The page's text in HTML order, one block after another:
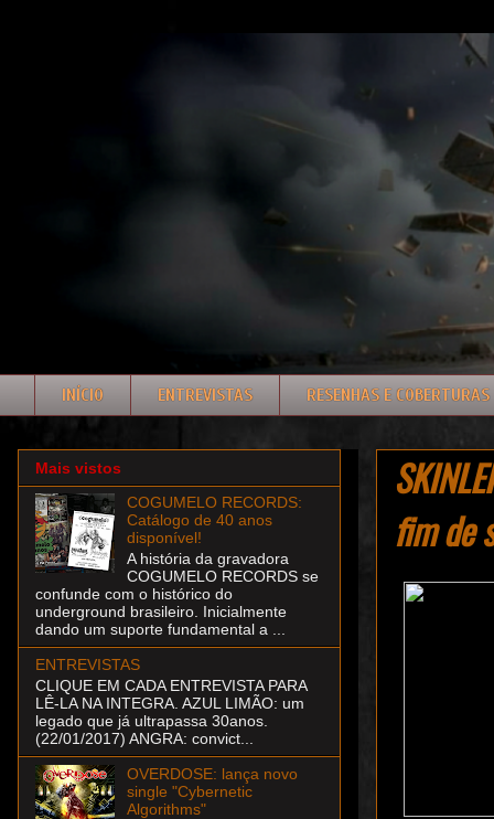
INÍCIO ENTREVISTAS RESENHAS E COBERTURAS
fim de
Mais vistos
COGUMELO RECORDS:
Catálogo de 40 anos
disponível!
A história da gravadora
COGUMELO RECORDS se
confunde com o histórico do
underground brasileiro. Inicialmente
dando um suporte fundamental a ...
ENTREVISTAS
CLIQUE EM CADA ENTREVISTA PARA
LÊ-LA NA INTEGRA. AZUL LIMÃO: um
legado que já ultrapassa 30anos.
(22/01/2017) ANGRA: convict...
OVERDOSE: lança novo
single "Cybernetic
Algorithms"